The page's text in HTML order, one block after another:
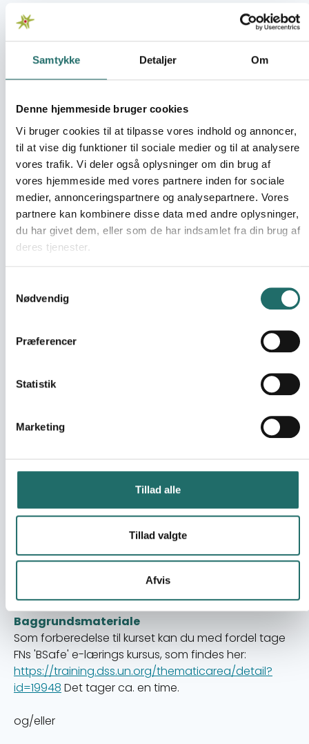
Samtykke Detaljer Om
Denne hjemmeside bruger cookies
Vi bruger cookies til at tilpasse vores indhold og annoncer,
til at vise dig funktioner til sociale medier og til at analysere
vores trafik. Vi deler også oplysninger om din brug af
vores hjemmeside med vores partnere inden for sociale
medier, annonceringspartnere og analysepartnere. Vores
partnere kan kombinere disse data med andre oplysninger,
du har givet dem, eller som de har indsamlet fra din brug af
deres tjenester.
Nødvendig
Præferencer
Statistik
Marketing
Tillad alle
Tillad valgte
Afvis
landets grænser.
Deltagerne får en mere dybdegående indsigt i
sikkerhed for frivillige og ansatte, med fokus på
Kurset vil give deltagerne mulighed for at udvikle
eller styrke sikkerhedsaspektet i deres arbejde.
Dette kursus kan tages i sammenhæng med "Intro til
sikkerhed" kurset, men de to kurser kan også stå
uafhængigt af hinanden.
En dagsrejse i rejseadfærd, awareness og risici
Indhold
Kurset fokuserer på at gøre deltagerne i stand til at
identificere og imødegå de oftest forekommende
trusler på destinationer i spændet fra lav til medium
Med vægt på kognitive og mentale forhold får
deltagerne en grundig indførsel i forberedelse af
gode råd og anekdoter.
Dagen vil bestå af oplæg, mulighed for at arbejde
med og referere til egen indsats, gruppeøvelser, og
plenum diskussioner.
risikoperception, Rejseforberedelse, Net,
awareness,Trafik, Kriminalitet,
Sygdomsforebyggelse og Konflikthåndtering. Kurset
vil bidrage til forståelse af 'Duty of Care' princippet
som policy-tilgang iht. information, prævention,
monitorering & intervention.
OBS. Da kurset kun er af en dags varighed, kan det
Awareness Training - HEAT’ kurser som er mere
dybdegående, oftest af flere dages varighed.
Baggrundsmateriale
Som forberedelse til kurset kan du med fordel tage
FNs 'BSafe' e-lærings kursus, som findes her:
https://training.dss.un.org/thematicarea/detail?
id=19948 Det tager ca. en time.
og/eller